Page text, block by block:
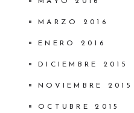
MARZO 2016
ENERO 2016
DICIEMBRE 2015
NOVIEMBRE 2015
OCTUBRE 2015